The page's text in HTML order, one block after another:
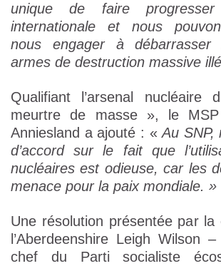
unique de faire
internationale et nous
nous engager à débarrasser
armes de destruction massive
Qualifiant l’arsenal nucléaire
meurtre de masse », le
Anniesland a ajouté : «Au SNP,
d’accord sur le fait que
nucléaires est odieuse, car les
menace pour la paix mondiale. »
Une résolution présentée par la
l’Aberdeenshire Leigh Wilson
chef du Parti socialiste